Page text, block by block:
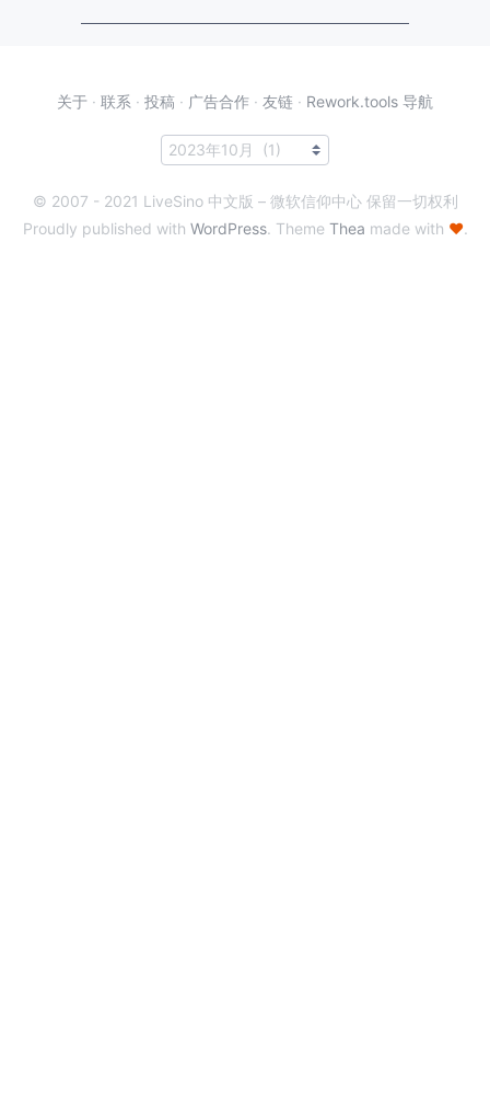
关于 · 联系 · 投稿 · 广告合作 · 友链 · Rework.tools 导航
© 2007 - 2021 LiveSino 中文版 – 微软信仰中心 保留一切权利
Proudly published with WordPress. Theme Thea made with ♥.